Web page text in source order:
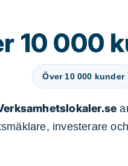
10 000
Över 10 000 kunder
investerare